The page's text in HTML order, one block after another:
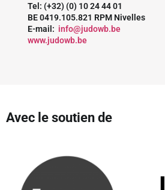
Tel: (+32) (0) 10 24 44 01
BE 0419.105.821 RPM Nivelles
E-mail: info@judowb.be
www.judowb.be
Avec le soutien de